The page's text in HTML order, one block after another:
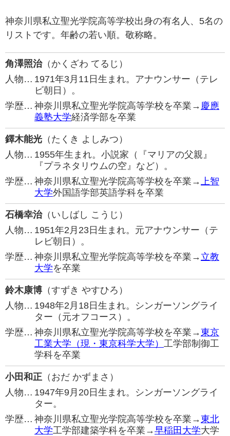
神奈川県私立聖光学院高等学校出身の有名人、5名の
リストです。年齢の若い順。敬称略。
角澤照治（かくざわ てるじ）
人物… 1971年3月11日生まれ。アナウンサー（テレ
ビ朝日）。
学歴… 神奈川県私立聖光学院高等学校を卒業→ 慶應
義塾大学経済学部を卒業
鐸木能光 （たくき よしみつ）
人物… 1955年生まれ。小説家（『マリアの父親』
『プラネタリウムの空』など）。
学歴… 神奈川県私立聖光学院高等学校を卒業→上智
大学外国語学部英語学科を卒業
石橋幸治（いしばし こうじ）
人物… 1951年2月23日生まれ。元アナウンサー（テ
レビ朝日）。
学歴… 神奈川県私立聖光学院高等学校を卒業→ 立教
大学を卒業
鈴木康博 （すずき やすひろ）
人物… 1948年2月18日生まれ。シンガーソングライ
ター（元オフコース）。
学歴… 神奈川県私立聖光学院高等学校を卒業→東京
工業大学（現・東京科学大学） 工学部制御工
学科を卒業
小田和正 （おだ かずまさ）
人物… 1947年9月20日生まれ。シンガーソングライ
ター。
学歴… 神奈川県私立聖光学院高等学校を卒業→東北
大学工学部建築学科を卒業→早稲田大学大学